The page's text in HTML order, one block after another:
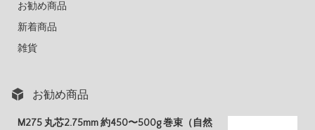
お勧め商品
新着商品
雑貨
お勧め商品
M275 丸芯2.75mm 約450〜500g 巻束（自然